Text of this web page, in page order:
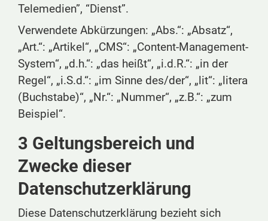
Telemedien”, “Dienst”.
Verwendete Abkürzungen: „Abs.“: „Absatz“,
„Art.“: „Artikel“, „CMS“: „Content-Management-
System“, „d.h.“: „das heißt“, „i.d.R.“: „in der
Regel“, „i.S.d.“: „im Sinne des/der“, „lit“: „litera
(Buchstabe)“, „Nr.“: „Nummer“, „z.B.“: „zum
Beispiel“.
3 Geltungsbereich und
Zwecke dieser
Datenschutzerklärung
Diese Datenschutzerklärung bezieht sich